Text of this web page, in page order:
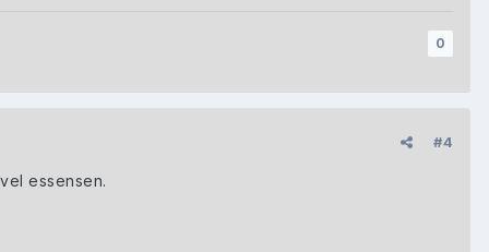
0
#4
essensen.